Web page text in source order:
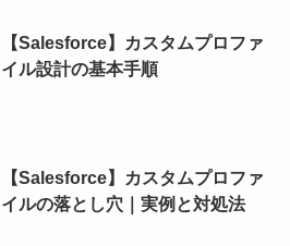
【Salesforce】カスタムプロファ
イル設計の基本手順
【Salesforce】カスタムプロファ
イルの落とし穴｜実例と対処法